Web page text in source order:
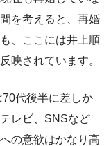
を考えると、再婚
、ここには井上順
映されています。
代後半に差しか
レビ、SNSなど
の意欲はかなり高